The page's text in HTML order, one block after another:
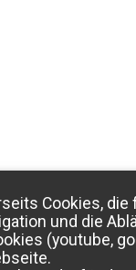
Cookies,
und die
(youtube,